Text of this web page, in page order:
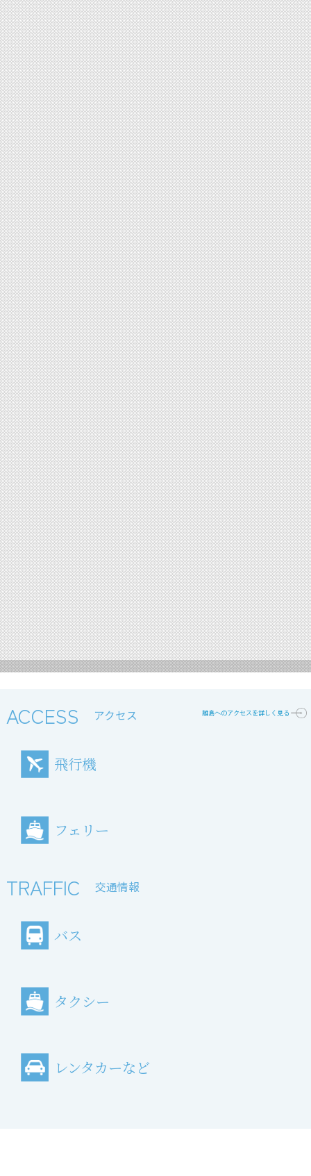
ACCESS アクセス
飛行機
フェリー
TRAFFIC 交通情報
バス
タクシー
レンタカーなど
離島へのアクセスを詳しく見る